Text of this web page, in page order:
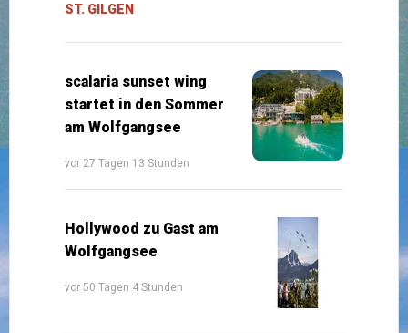
ST. GILGEN
scalaria sunset wing
startet in den Sommer
am Wolfgangsee
vor 27 Tagen 13 Stunden
Hollywood zu Gast am
Wolfgangsee
vor 50 Tagen 4 Stunden